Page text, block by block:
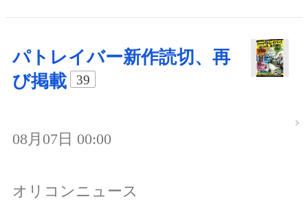
パトレイバー新作読切、再
び掲載
39
08月07日 00:00
オリコンニュース